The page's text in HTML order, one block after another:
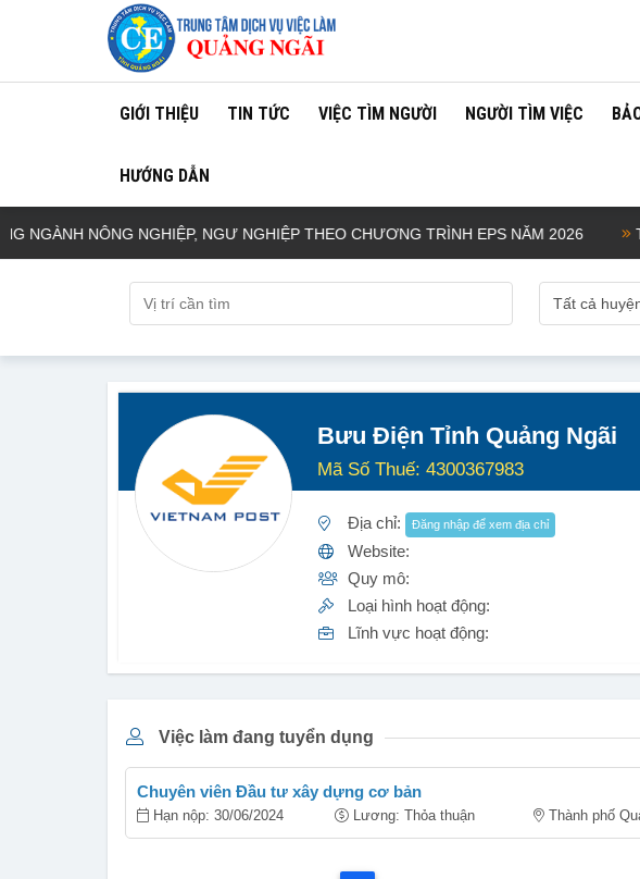
GIỚI THIỆU TIN TỨC VIỆC TÌM NGƯỜI NGƯỜI TÌM VIỆC
HƯỚNG DẪN
NÔNG NGHIỆP, NGƯ NGHIỆP THEO CHƯƠNG TRÌNH EPS NĂM 2026
Bưu Điện Tỉnh Quảng Ngãi
Mã Số Thuế: 4300367983
Địa chỉ: Đăng nhập để xem địa chỉ
Website:
Quy mô:
Loại hình hoạt động:
Lĩnh vực hoạt động:
Việc làm đang tuyển dụng
Chuyên viên Đầu tư xây dựng cơ bản
Hạn nộp: 30/06/2024 Lương: Thỏa thuận Thành phố